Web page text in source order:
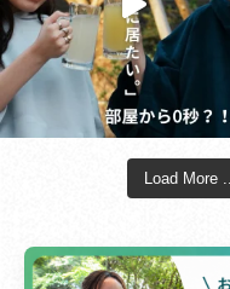
Load More ...